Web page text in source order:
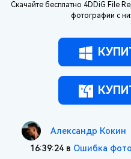
Скачайте бесплатно 4DDiG File
фотографии с
Александр Кокин
16:39:24 в Ошибка фото